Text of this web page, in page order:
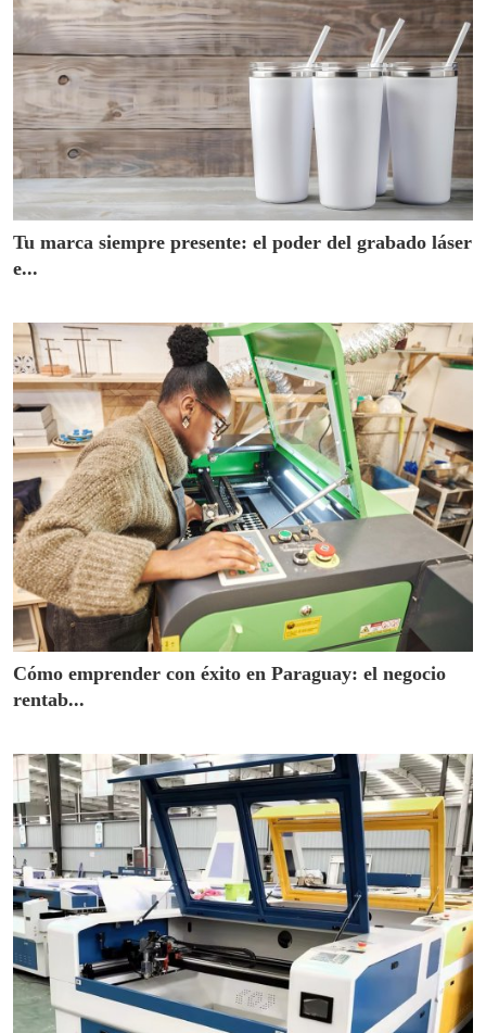
Tu marca siempre presente: el poder del grabado láser
e...
Cómo emprender con éxito en Paraguay: el negocio
rentab...